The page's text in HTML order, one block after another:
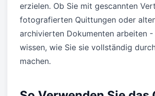
erzielen. Ob Sie mit gescannten
fotografierten Quittungen oder
archivierten Dokumenten arbeiten -
wissen, wie Sie sie vollständig
machen.